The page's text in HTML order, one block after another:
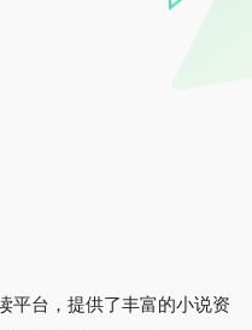
平台，提供了丰富的小说资